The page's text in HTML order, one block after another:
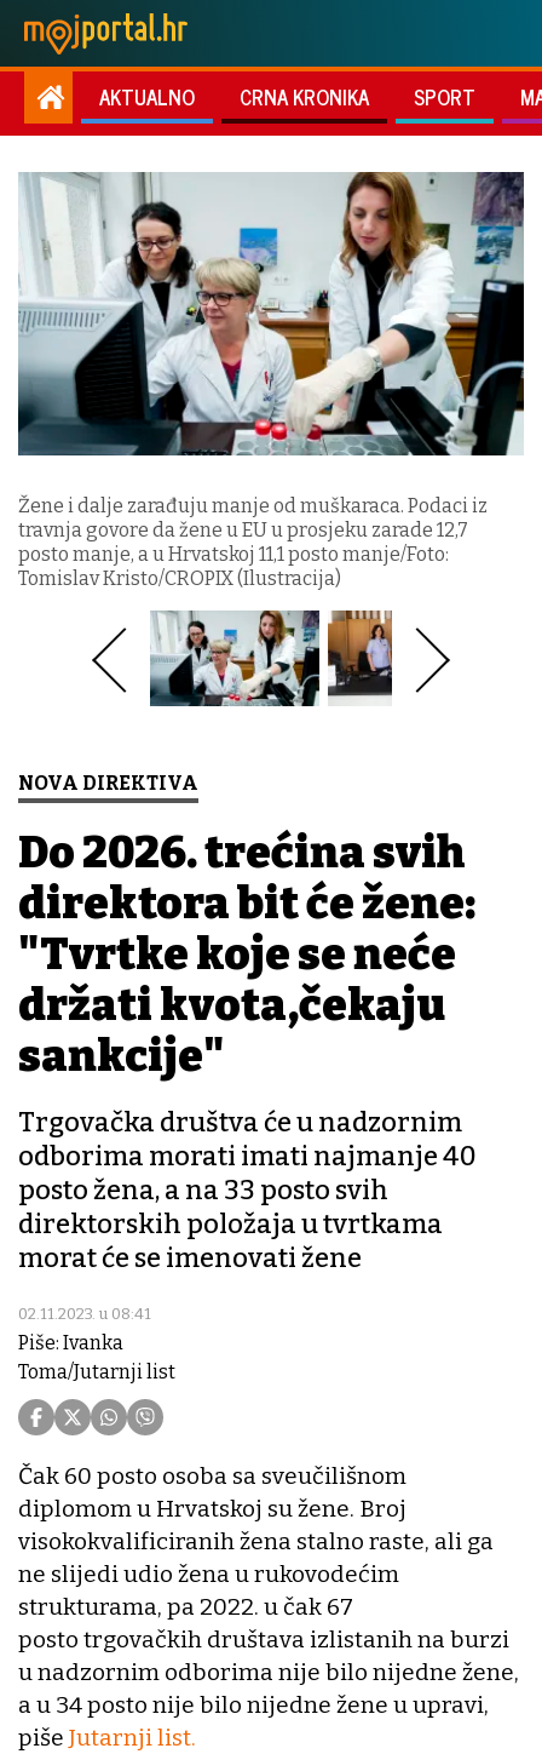
AKTUALNO CRNA KRONIKA SPORT
Žene i dalje zarađuju manje od muškaraca. Podaci iz
travnja govore da žene u EU u prosjeku zarade 12,7
posto manje, a u Hrvatskoj 11,1 posto manje/Foto:
Tomislav Kristo/CROPIX (Ilustracija)
NOVA DIREKTIVA
Do 2026. trećina svih
direktora bit će žene:
"Tvrtke koje se neće
držati kvota,čekaju
sankcije"
Trgovačka društva će u nadzornim
odborima morati imati najmanje 40
posto žena, a na 33 posto svih
direktorskih položaja u tvrtkama
morat će se imenovati žene
02.11.2023. u 08:41
Piše: Ivanka
Toma/Jutarnji list
Čak 60 posto osoba sa sveučilišnom
diplomom u Hrvatskoj su žene. Broj
visokokvalificiranih žena stalno raste, ali ga
ne slijedi udio žena u rukovodećim
strukturama, pa 2022. u čak 67
posto trgovačkih društava izlistanih na burzi
u nadzornim odborima nije bilo nijedne žene,
a u 34 posto nije bilo nijedne žene u upravi,
piše Jutarnji list.